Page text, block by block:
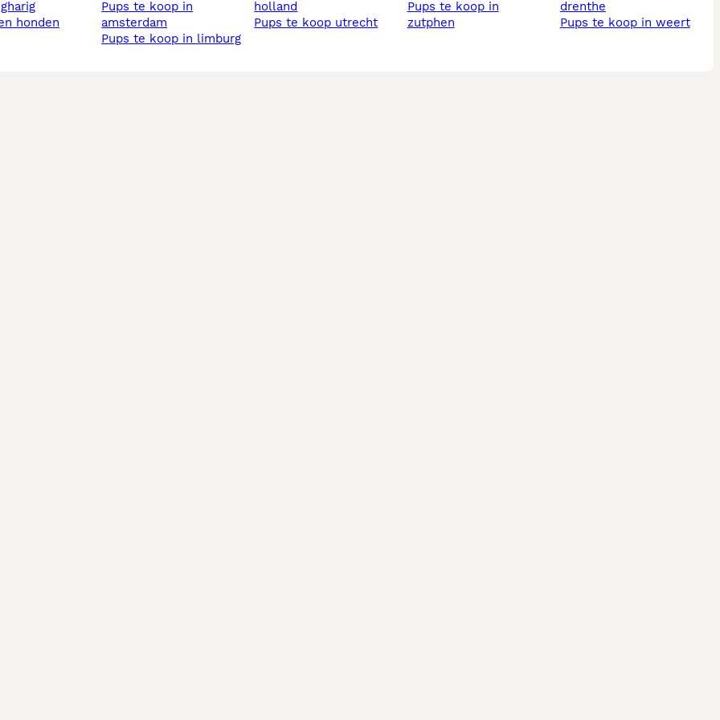
honden
pups te koop in
amsterdam
pups te koop in limburg
holland
pups te koop utrecht
pups te koop in
zutphen
drenthe
pups te koop in weert